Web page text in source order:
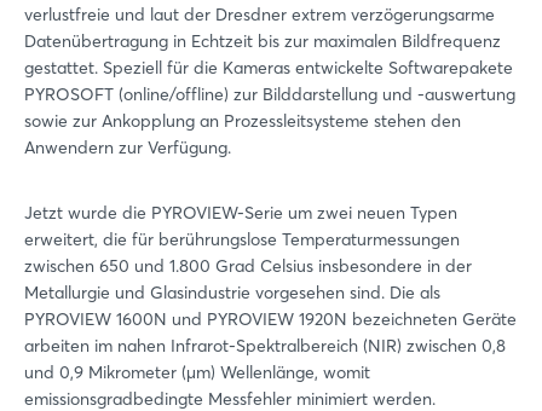
verlustfreie und laut der Dresdner extrem verzögerungsarme
Datenübertragung in Echtzeit bis zur maximalen Bildfrequenz
gestattet. Speziell für die Kameras entwickelte Softwarepakete
PYROSOFT (online/offline) zur Bilddarstellung und -auswertung
sowie zur Ankopplung an Prozessleitsysteme stehen den
Anwendern zur Verfügung.
Jetzt wurde die PYROVIEW-Serie um zwei neuen Typen
erweitert, die für berührungslose Temperaturmessungen
zwischen 650 und 1.800 Grad Celsius insbesondere in der
Metallurgie und Glasindustrie vorgesehen sind. Die als
PYROVIEW 1600N und PYROVIEW 1920N bezeichneten Geräte
arbeiten im nahen Infrarot-Spektralbereich (NIR) zwischen 0,8
und 0,9 Mikrometer (µm) Wellenlänge, womit
emissionsgradbedingte Messfehler minimiert werden.